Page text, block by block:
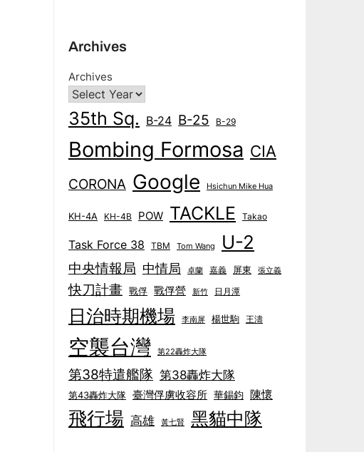
Archives
Archives
35th Sq. B-24 B-25 B-29
Bombing Formosa CIA
CORONA Google Hsichun Mike Hua
KH-4A KH-4B POW TACKLE Takao
Task Force 38 TBM Tom Wang U-2
中央情報局 中情局 卓蘭 嘉義 屏東 張立義
快刀計畫 戰俘 戰俘營 新竹 日月潭
日治時期機場 李南屏 楊世駒 王濤
空襲台灣 第22轟炸大隊
第38特遣艦隊 第38轟炸大隊
第43轟炸大隊 臺灣俘虜收容所 華錫鈞 陳懷
飛行場 高雄 黃七賢 黑貓中隊